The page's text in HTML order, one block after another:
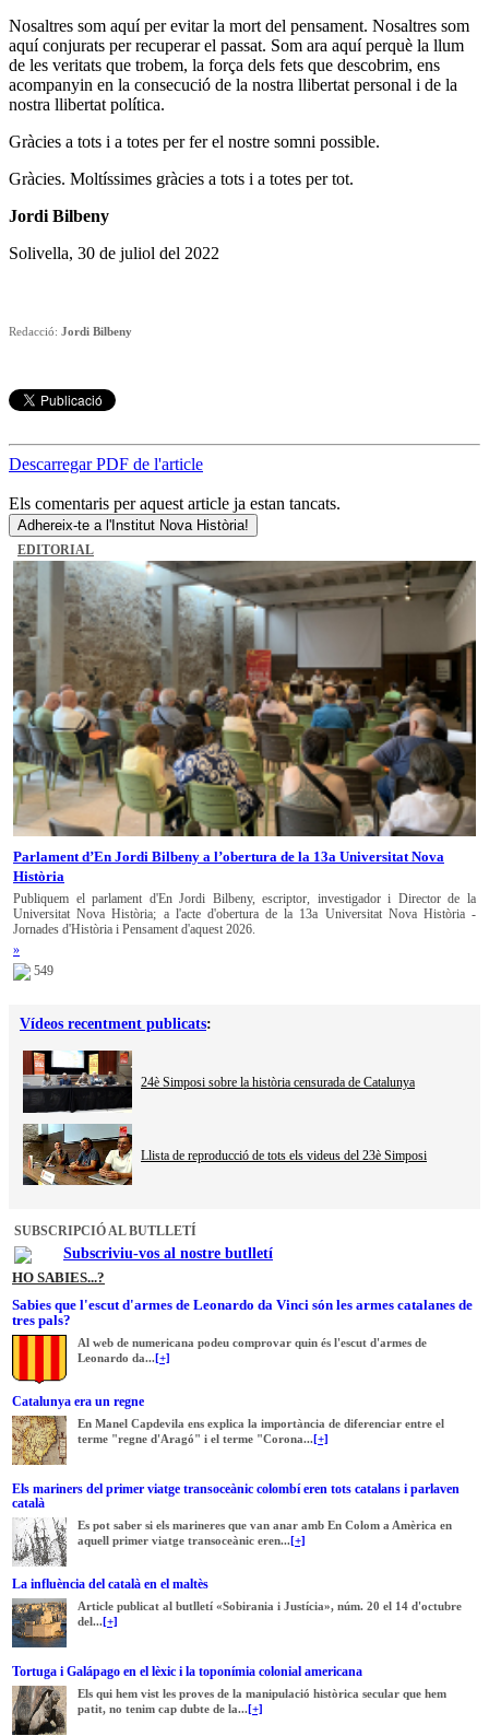
Nosaltres som aquí per evitar la mort del pensament. Nosaltres som
aquí conjurats per recuperar el passat. Som ara aquí perquè la llum
de les veritats que trobem, la força dels fets que descobrim, ens
acompanyin en la consecució de la nostra llibertat personal i de la
nostra llibertat política.
Gràcies a tots i a totes per fer el nostre somni possible.
Gràcies. Moltíssimes gràcies a tots i a totes per tot.
Jordi Bilbeny
Solivella, 30 de juliol del 2022
Redacció: Jordi Bilbeny
Descarregar PDF de l'article
Els comentaris per aquest article ja estan tancats.
Adhereix-te a l'Institut Nova Història!
EDITORIAL
Parlament d’En Jordi Bilbeny a l’obertura de la 13a Universitat Nova
Història
Publiquem el parlament d'En Jordi Bilbeny, escriptor, investigador i Director de la
Universitat Nova Història; a l'acte d'obertura de la 13a Universitat Nova Història -
Jornades d'Història i Pensament d'aquest 2026.
»
549
Vídeos recentment publicats:
24è Simposi sobre la història censurada de Catalunya
Llista de reproducció de tots els videus del 23è Simposi
SUBSCRIPCIÓ AL BUTLLETÍ
Subscriviu-vos al nostre butlletí
HO SABIES...?
Sabies que l'escut d'armes de Leonardo da Vinci són les armes catalanes de
tres pals?
Al web de numericana podeu comprovar quin és l'escut d'armes de
Leonardo da... [+]
Catalunya era un regne
En Manel Capdevila ens explica la importància de diferenciar entre el
terme "regne d'Aragó" i el terme "Corona... [+]
Els mariners del primer viatge transoceànic colombí eren tots catalans i parlaven
català
Es pot saber si els marineres que van anar amb En Colom a Amèrica en
aquell primer viatge transoceànic eren... [+]
La influència del català en el maltès
Article publicat al butlletí «Sobirania i Justícia», núm. 20 el 14 d'octubre
del... [+]
Tortuga i Galápago en el lèxic i la toponímia colonial americana
Els qui hem vist les proves de la manipulació històrica secular que hem
patit, no tenim cap dubte de la... [+]